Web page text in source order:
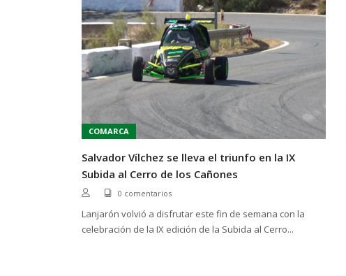
COMARCA
Salvador Vílchez se lleva el triunfo en la IX
Subida al Cerro de los Cañones
0 comentarios
Lanjarón volvió a disfrutar este fin de semana con la
celebración de la IX edición de la Subida al Cerro...